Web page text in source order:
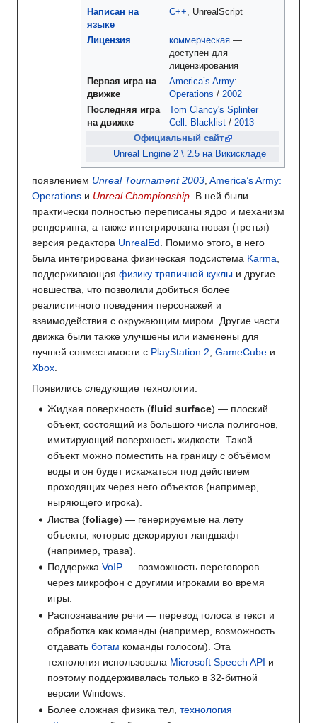
Написан на
языке
C++, UnrealScript
Лицензия коммерческая —
доступен для
лицензирования
Первая игра на
движке
America’s Army:
Operations / 2002
Последняя игра
на движке
Tom Clancy's Splinter
Cell: Blacklist / 2013
Официальный сайт
Unreal Engine 2 \ 2.5 на Викискладе
появлением Unreal Tournament 2003, America’s Army:
Operations и Unreal Championship. В ней были
практически полностью переписаны ядро и механизм
рендеринга, а также интегрирована новая (третья)
версия редактора UnrealEd. Помимо этого, в него
была интегрирована физическая подсистема Karma,
поддерживающая физику тряпичной куклы и другие
новшества, что позволили добиться более
реалистичного поведения персонажей и
взаимодействия с окружающим миром. Другие части
движка были также улучшены или изменены для
лучшей совместимости с PlayStation 2, GameCube и
Xbox.
Появились следующие технологии:
Жидкая поверхность (fluid surface) — плоский
объект, состоящий из большого числа полигонов,
имитирующий поверхность жидкости. Такой
объект можно поместить на границу с объёмом
воды и он будет искажаться под действием
проходящих через него объектов (например,
ныряющего игрока).
Листва (foliage) — генерируемые на лету
объекты, которые декорируют ландшафт
(например, трава).
ПоддержкаVoIP — возможность переговоров
через микрофон с другими игроками во время
игры.
Распознавание речи — перевод голоса в текст и
обработка как команды (например, возможность
отдаватьботам команды голосом). Эта
технология использовала Microsoft Speech API и
поэтому поддерживалась только в 32-битной
версии Windows.
Более сложная физика тел,технология